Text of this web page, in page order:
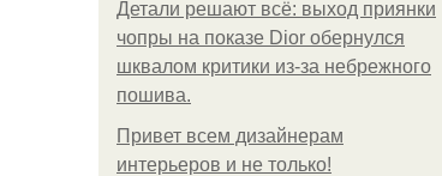
Детали решают всё: выход приянки
чопры на показе Dior обернулся
шквалом критики из-за небрежного
пошива.
Привет всем дизайнерам
интерьеров и не только!